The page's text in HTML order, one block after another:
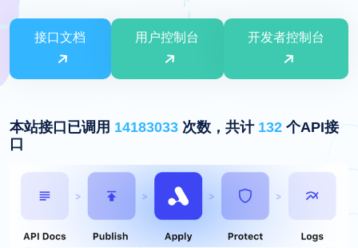
接口文档 用户控制台 开发者控制台
本站接口已调用 14183033 次数，共计 132 个API接
口